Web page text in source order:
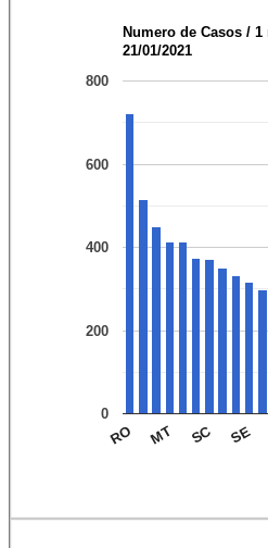
Numero de Casos /
21/01/2021
RO MT SC SE
0
200
400
600
800